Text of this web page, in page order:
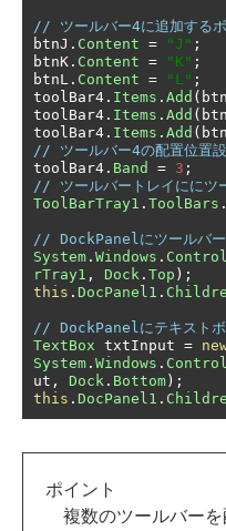
// ツールバー4に追加する
btnJ . Content = "J" ;
btnK . Content = "K" ;
btnL . Content = "L" ;
toolBar4 . Items . Add (
toolBar4 . Items . Add (
toolBar4 . Items . Add (
// ツールバー4の配置位置設
toolBar4 . Band = 3 ;
// ツールバートレイににツ
ToolBarTray1 . ToolBars .
// DockPanelにツールバー
System . Windows .
rTray1 , Dock . Top );
this . DocPanel1 .
// DockPanelにテキストボ
TextBox txtInput =
System . Windows .
ut , Dock . Bottom);
this . DocPanel1 .
ポイント
複数のツールバーを